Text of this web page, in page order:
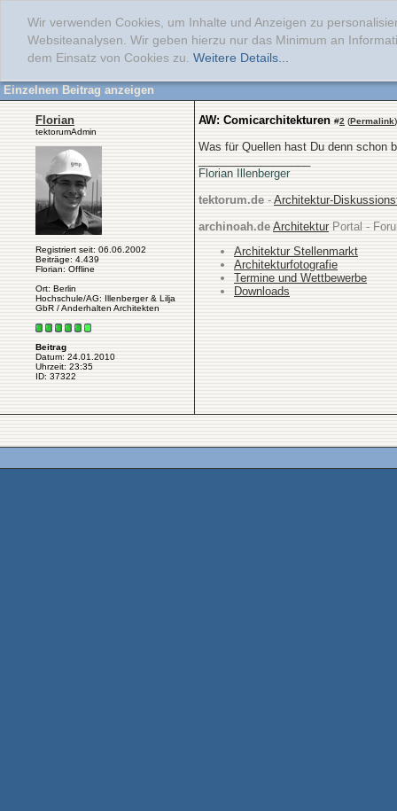
Wir verwenden Cookies, um Inhalte und Anzeigen zu
Websiteanalysen. Wir geben hierzu nur das Minimum an
dem Einsatz von Cookies zu. Weitere Details...
Einzelnen Beitrag anzeigen
Florian
tektorumAdmin
Registriert seit: 06.06.2002
Beiträge: 4.439
Florian: Offline
Ort: Berlin
Hochschule/AG: Illenberger & Lilja
GbR / Anderhalten Architekten
Beitrag
Datum: 24.01.2010
Uhrzeit: 23:35
ID: 37322
AW: Comicarchitekturen #2 (Permalink)
Was für Quellen hast Du denn schon
Florian Illenberger
tektorum.de - Architektur-
archinoah.de ArchitekturPortal -
Architektur Stellenmarkt
Architekturfotografie
Termine und Wettbewerbe
Downloads